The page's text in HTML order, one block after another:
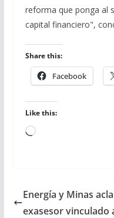
reforma que ponga al
capital financiero",
Share this:
Facebook
Like this:
Loading…
Energía y Minas
exasesor vinculado